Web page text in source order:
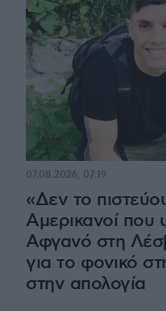
«Δεν το
Αμερικανοί που
Αφγανό στη
για το φονικό
στην απολογία
07.08.2026, 07:19